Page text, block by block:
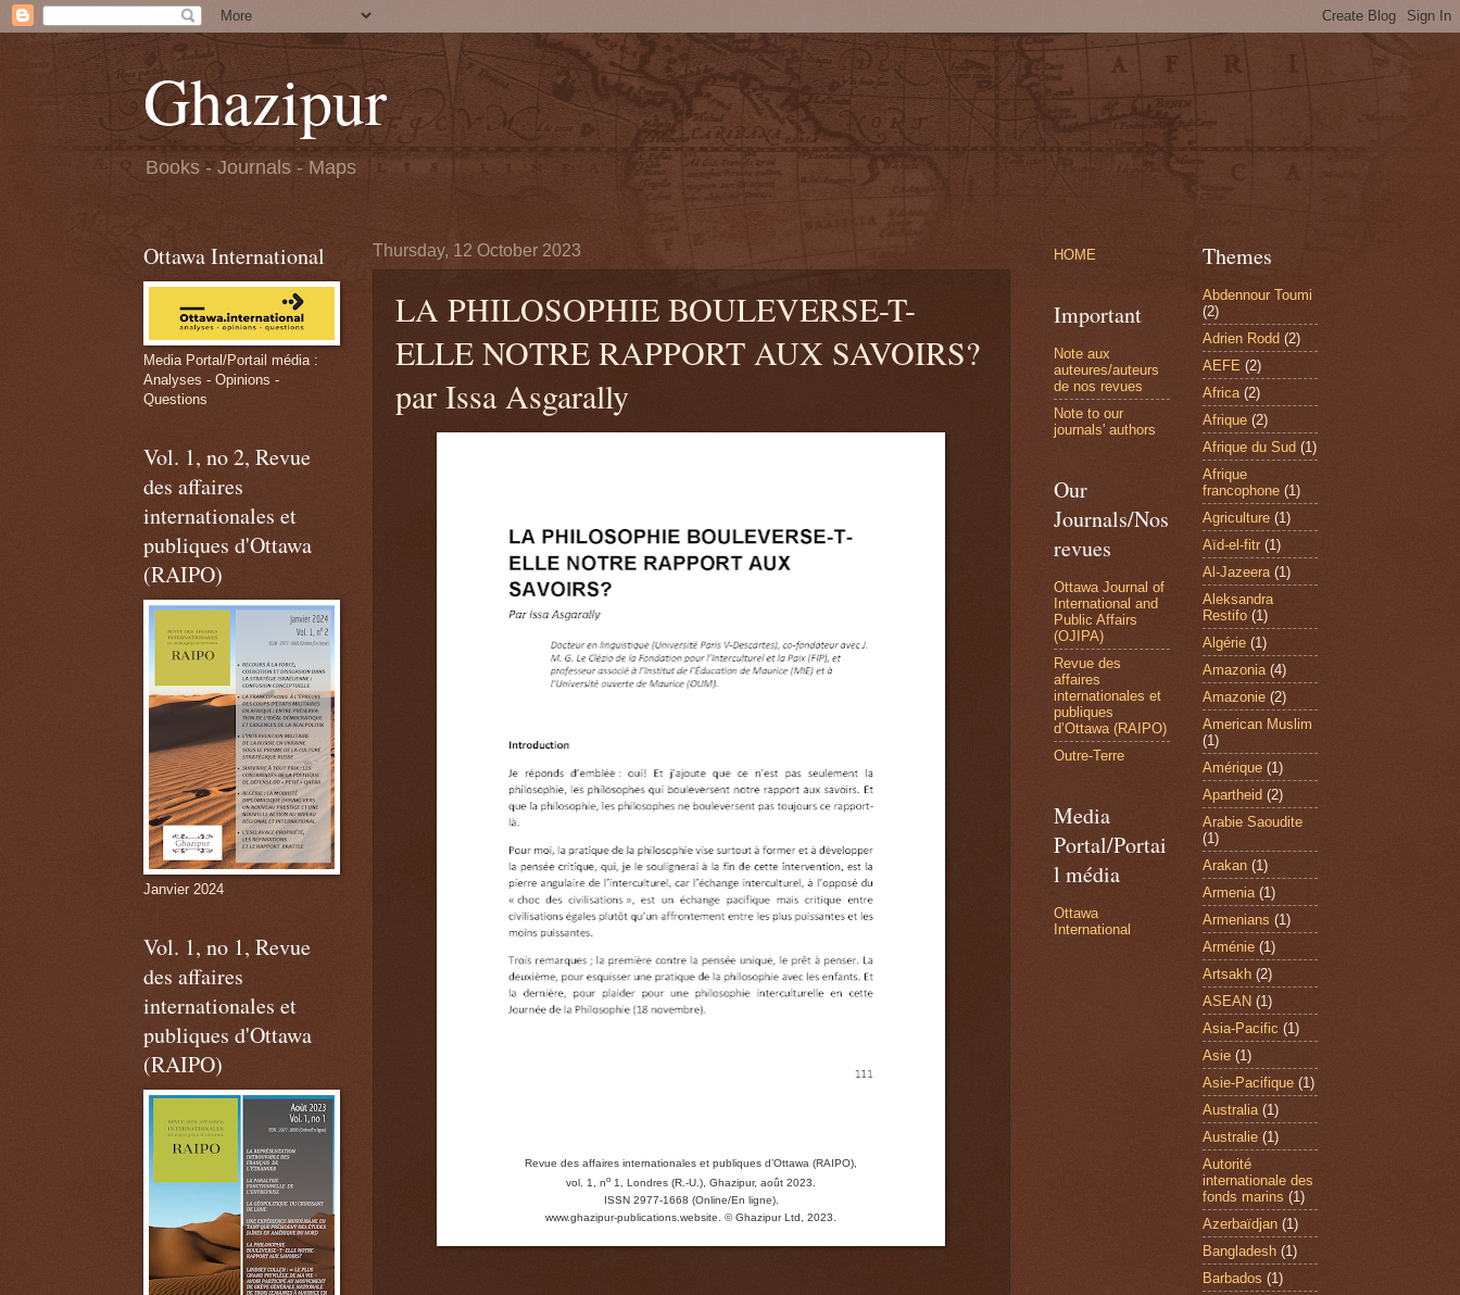
Ghazipur
Books - Journals - Maps
Thursday, 12 October 2023
LA PHILOSOPHIE BOULEVERSE-T-
ELLE NOTRE RAPPORT AUX SAVOIRS?
par Issa Asgarally
Revue des affaires internationales et publiques d’Ottawa (RAIPO),
vol. 1, no 1, Londres (R.-U.), Ghazipur, août 2023.
ISSN 2977-1668 (Online/En ligne).
www.ghazipur-publications.website. © Ghazipur Ltd, 2023.
Ottawa International
Media Portal/Portail média :
Analyses - Opinions -
Questions
Vol. 1, no 2, Revue
des affaires
internationales et
publiques d'Ottawa
(RAIPO)
Janvier 2024
Vol. 1, no 1, Revue
des affaires
internationales et
publiques d'Ottawa
(RAIPO)
HOME
Important
Note aux
auteures/auteurs
de nos revues
Note to our
journals' authors
Our
Journals/Nos
revues
Ottawa Journal of
International and
Public Affairs
(OJIPA)
Revue des
affaires
internationales et
publiques
d’Ottawa (RAIPO)
Outre-Terre
Media
Portal/Portai
l média
Ottawa
International
Themes
Abdennour Toumi
(2)
Adrien Rodd (2)
AEFE (2)
Africa (2)
Afrique (2)
Afrique du Sud (1)
Afrique
francophone (1)
Agriculture (1)
Aïd-el-fitr (1)
Al-Jazeera (1)
Aleksandra
Restifo (1)
Algérie (1)
Amazonia (4)
Amazonie (2)
American Muslim
(1)
Amérique (1)
Apartheid (2)
Arabie Saoudite
(1)
Arakan (1)
Armenia (1)
Armenians (1)
Arménie (1)
Artsakh (2)
ASEAN (1)
Asia-Pacific (1)
Asie (1)
Asie-Pacifique (1)
Australia (1)
Australie (1)
Autorité
internationale des
fonds marins (1)
Azerbaïdjan (1)
Bangladesh (1)
Barbados (1)